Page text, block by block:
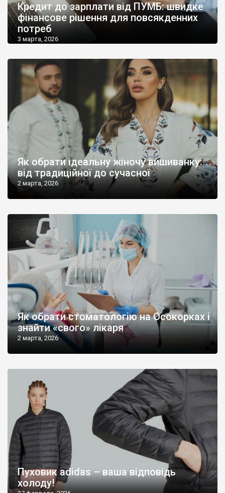
Кредит до зарплати від ПУМБ: швидке
фінансове рішення для повсякденних
потреб
3 марта, 2026
Як обрати ідеальну жіночу вишиванку:
від традиційної до сучасної
2 марта, 2026
Як обрати стоматологію на Осокорках і
знайти «свого» лікаря
2 марта, 2026
Пуховик adidas – ваша відповідь
холоду!